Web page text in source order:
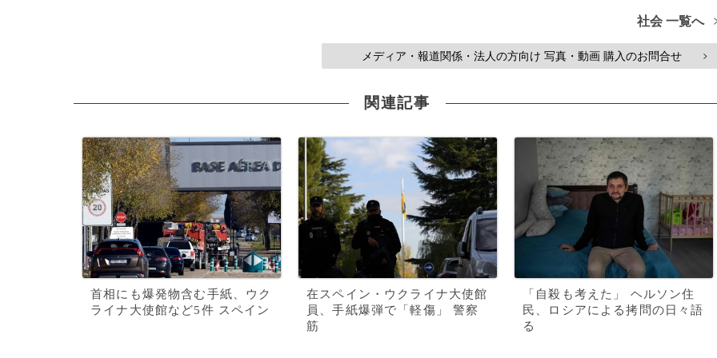
社会 一覧へ
メディア・報道関係・法人の方向け 写真・動画 購入のお問合せ >
関連記事
首相にも爆発物含む手紙、ウク
ライナ大使館など5件 スペイン
在スペイン・ウクライナ大使館
員、手紙爆弾で「軽傷」 警察
筋
「自殺も考えた」 ヘルソン住
民、ロシアによる拷問の日々語
る